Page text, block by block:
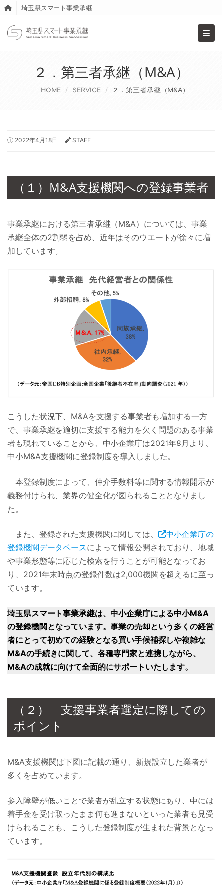
埼玉県スマート事業承継
２．第三者承継（M&A）
HOME SERVICE ２．第三者承継（M&A）
2022年4月18日 STAFF
（１）M&A支援機関への登録事業者
事業承継における第三者承継（M&A）については、事業
承継全体の2割弱を占め、近年はそのウエートが徐々に増
加しています。
こうした状況下、M&Aを支援する事業者も増加する一方
で、事業承継を適切に支援する能力を欠く問題のある事業
者も現れていることから、中小企業庁は2021年8月より、
中小M&A支援機関に登録制度を導入しました。
本登録制度によって、仲介手数料等に関する情報開示が
義務付けられ、業界の健全化が図られることとなりまし
た。
また、登録された支援機関に関しては、
中小企業庁の
登録機関データベースによって情報公開されており、地域
や事業形態等に応じた検索を行うことが可能となってお
り、2021年末時点の登録件数は2,000機関を超えるに至っ
ています。
埼玉県スマート事業承継は、中小企業庁による中小M&A
の登録機関となっています。事業の売却という多くの経営
者にとって初めての経験となる買い手候補探しや複雑な
M&Aの手続きに関して、各種専門家と連携しながら、
M&Aの成就に向けて全面的にサポートいたします。
（２） 支援事業者選定に際しての
ポイント
M&A支援機関は下図に記載の通り、新規設立した業者が
多くを占めています。
参入障壁が低いことで業者が乱立する状態にあり、中には
着手金を受け取ったまま何も進まないといった業者も見受
けられることも、こうした登録制度が生まれた背景となっ
ています。